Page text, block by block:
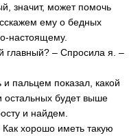
значит, может помочь
ему о бедных
настоящему.
главный? – Спросила я. –
пальцем показал, какой
остальных будет выше
и найдем.
хорошо иметь такую